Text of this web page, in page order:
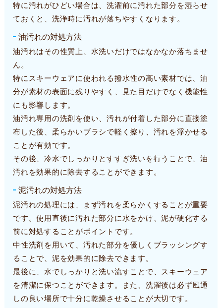
特に汚れがひどい場合は、洗濯前に汚れた部分を湿らせ
ておくと、洗浄時に汚れが落ちやすくなります。
油汚れの対処方法
油汚れはその性質上、水洗いだけではなかなか落ちませ
ん。
特にスキーウェアに使われる撥水性の高い素材では、油
分が素材の表面に残りやすく、見た目だけでなく機能性
にも影響します。
油汚れ専用の洗剤を使い、汚れが付着した部分に直接塗
布した後、柔らかいブラシで軽く擦り、汚れを浮かせる
ことが有効です。
その後、冷水でしっかりとすすぎ洗いを行うことで、油
汚れを効果的に除去することができます。
泥汚れの対処方法
泥汚れの処理には、まず汚れを柔らかくすることが重要
です。使用直後に汚れた部分に水をかけ、泥が硬化する
前に対処することがポイントです。
中性洗剤を用いて、汚れた部分を優しくブラッシングす
ることで、泥を効果的に除去できます。
最後に、水でしっかりと洗い流すことで、スキーウェア
を清潔に保つことができます。また、洗濯後は必ず風通
しの良い場所で十分に乾燥させることが大切です。